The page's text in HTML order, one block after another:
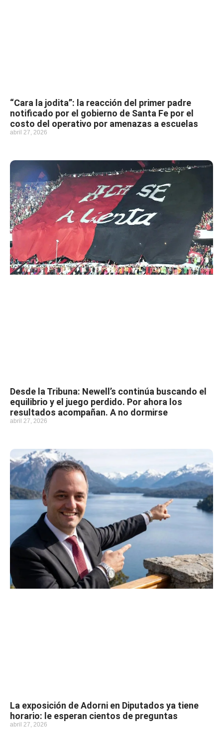
“Cara la jodita”: la reacción del primer padre
notificado por el gobierno de Santa Fe por el
costo del operativo por amenazas a escuelas
abril 27, 2026
Desde la Tribuna: Newell’s continúa buscando el
equilibrio y el juego perdido. Por ahora los
resultados acompañan. A no dormirse
abril 27, 2026
La exposición de Adorni en Diputados ya tiene
horario: le esperan cientos de preguntas
abril 27, 2026